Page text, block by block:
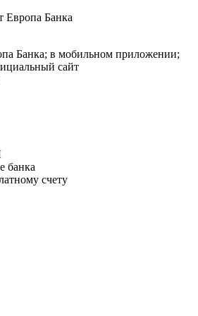
Европа Банка
Банка; в мобильном приложении;
сайт
банка
счету